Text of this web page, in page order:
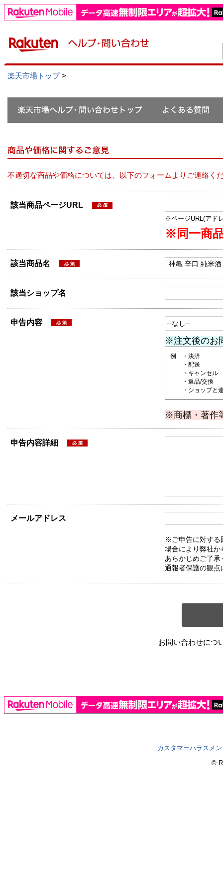
楽天市場トップ>
不適切な商品や価格については、以下のフォームよりご連絡く
該当商品ページURL
※ページURL(アド
※同一商
該当商品名
該当ショップ名
申告内容
※注文後のお
例 ・決済
・配送
・キャンセル
・返品/交換
・ショップと連
※商標・著作
申告内容詳細
メールアドレス
※ご申告に対する
場合により弊社か
あらかじめご了承
通報者保護の観点
お問い合わせにつ
カスタマーハラスメ
©